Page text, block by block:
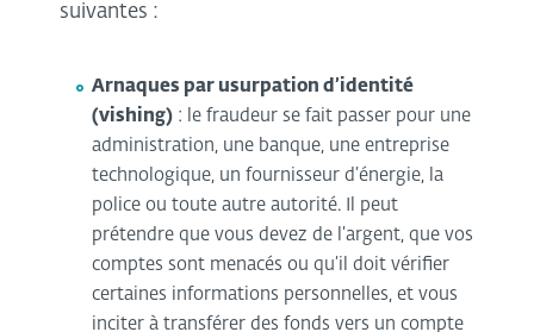
suivantes :
Arnaques par usurpation d’identité
(vishing) : le fraudeur se fait passer pour une
administration, une banque, une entreprise
technologique, un fournisseur d’énergie, la
police ou toute autre autorité. Il peut
prétendre que vous devez de l’argent, que vos
comptes sont menacés ou qu’il doit vérifier
certaines informations personnelles, et vous
inciter à transférer des fonds vers un compte